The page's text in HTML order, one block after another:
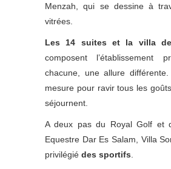
Menzah, qui se dessine à
vitrées.
Les 14 suites et la villa
composent l’établissement
chacune, une allure
mesure pour ravir tous les
séjournent.
A deux pas du Royal Golf et
Equestre Dar Es Salam, Villa
privilégié des sportifs